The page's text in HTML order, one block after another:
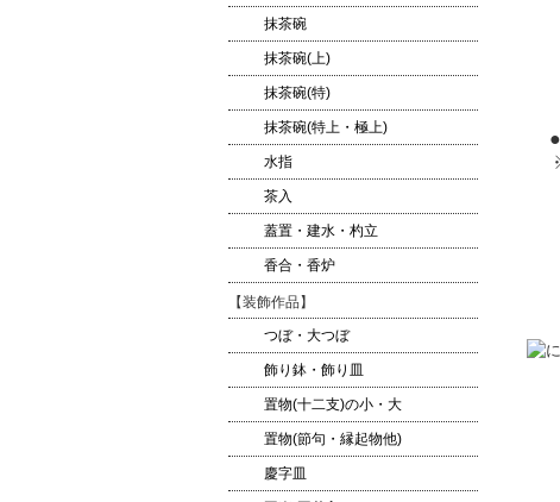
抹茶碗
抹茶碗(上)
抹茶碗(特)
抹茶碗(特上・極上)
水指
茶入
蓋置・建水・杓立
香合・香炉
【装飾作品】
つぼ・大つぼ
飾り鉢・飾り皿
置物(十二支)の小・大
置物(節句・縁起物他)
慶字皿